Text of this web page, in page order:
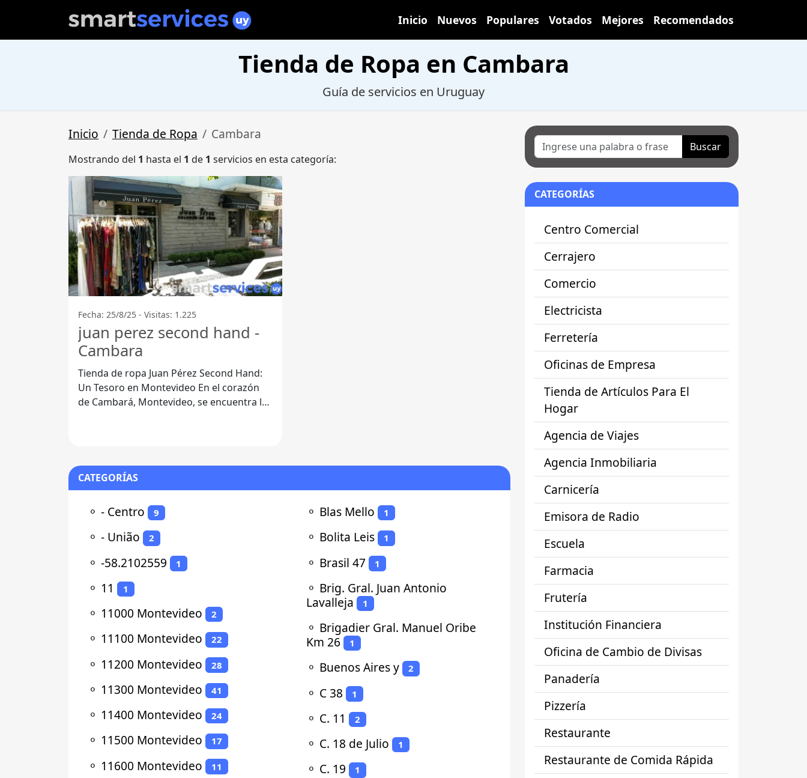
Inicio Nuevos Populares Votados Mejores Recomendados
Tienda de Ropa en Cambara
Guía de servicios en Uruguay
Inicio Tienda de Ropa Cambara
Mostrando del 1 hasta el 1 de 1 servicios en esta categoría:
Fecha: 25/8/25 - Visitas: 1.225
juan perez second hand -
Cambara
Tienda de ropa Juan Pérez Second Hand:
Un Tesoro en Montevideo En el corazón
de Cambará, Montevideo, se encuentra la
CATEGORÍAS
⚬ - Centro 9
⚬ - União 2
⚬ -58.2102559 1
⚬ 11 1
⚬ 11000 Montevideo 2
⚬ 11100 Montevideo 22
⚬ 11200 Montevideo 28
⚬ 11300 Montevideo 41
⚬ 11400 Montevideo 24
⚬ 11500 Montevideo 17
⚬ 11600 Montevideo 11
⚬ Blas Mello 1
⚬ Bolita Leis 1
⚬ Brasil 47 1
⚬ Brig. Gral. Juan Antonio
Lavalleja
1
⚬ Brigadier Gral. Manuel Oribe
Km 26
1
⚬ Buenos Aires y 2
⚬ C 38 1
⚬ C. 11 2
⚬ C. 18 de Julio 1
⚬ C. 19 1
Buscar
CATEGORÍAS
Centro Comercial
Cerrajero
Comercio
Electricista
Ferretería
Oficinas de Empresa
Tienda de Artículos Para El
Hogar
Agencia de Viajes
Agencia Inmobiliaria
Carnicería
Emisora de Radio
Escuela
Farmacia
Frutería
Institución Financiera
Oficina de Cambio de Divisas
Panadería
Pizzería
Restaurante
Restaurante de Comida Rápida